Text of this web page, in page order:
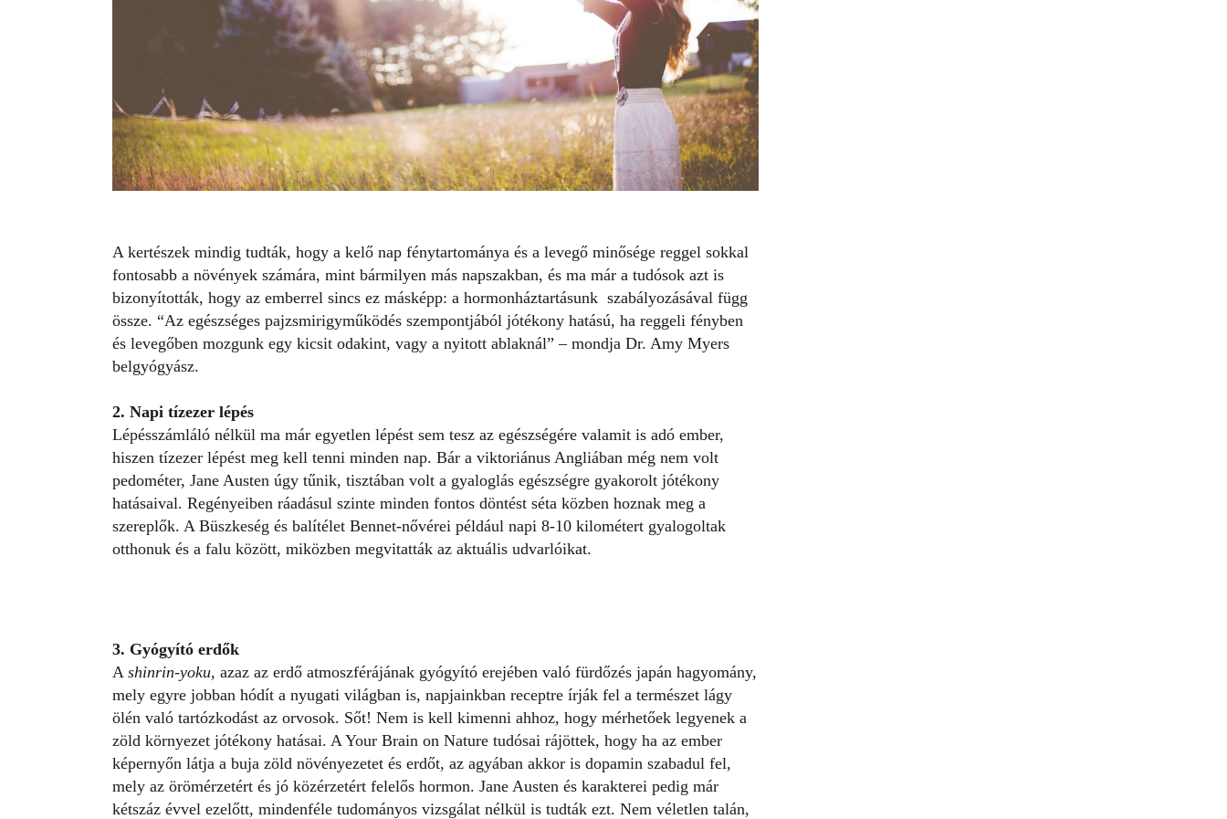
A kertészek mindig tudták, hogy a kelő nap fénytartománya és a levegő minősége reggel sokkal
fontosabb a növények számára, mint bármilyen más napszakban, és ma már a tudósok azt is
bizonyították, hogy az emberrel sincs ez másképp: a hormonháztartásunk szabályozásával függ
össze. “Az egészséges pajzsmirigyműködés szempontjából jótékony hatású, ha reggeli fényben
és levegőben mozgunk egy kicsit odakint, vagy a nyitott ablaknál” – mondja Dr. Amy Myers
belgyógyász.
2. Napi tízezer lépés
Lépésszámláló nélkül ma már egyetlen lépést sem tesz az egészségére valamit is adó ember,
hiszen tízezer lépést meg kell tenni minden nap. Bár a viktoriánus Angliában még nem volt
pedométer, Jane Austen úgy tűnik, tisztában volt a gyaloglás egészségre gyakorolt jótékony
hatásaival. Regényeiben ráadásul szinte minden fontos döntést séta közben hoznak meg a
szereplők. A Büszkeség és balítélet Bennet-nővérei például napi 8-10 kilométert gyalogoltak
otthonuk és a falu között, miközben megvitatták az aktuális udvarlóikat.
3. Gyógyító erdők
A shinrin-yoku, azaz az erdő atmoszférájának gyógyító erejében való fürdőzés japán hagyomány,
mely egyre jobban hódít a nyugati világban is, napjainkban receptre írják fel a természet lágy
ölén való tartózkodást az orvosok. Sőt! Nem is kell kimenni ahhoz, hogy mérhetőek legyenek a
zöld környezet jótékony hatásai. A Your Brain on Nature tudósai rájöttek, hogy ha az ember
képernyőn látja a buja zöld növényezetet és erdőt, az agyában akkor is dopamin szabadul fel,
mely az örömérzetért és jó közérzetért felelős hormon. Jane Austen és karakterei pedig már
kétszáz évvel ezelőtt, mindenféle tudományos vizsgálat nélkül is tudták ezt. Nem véletlen talán,